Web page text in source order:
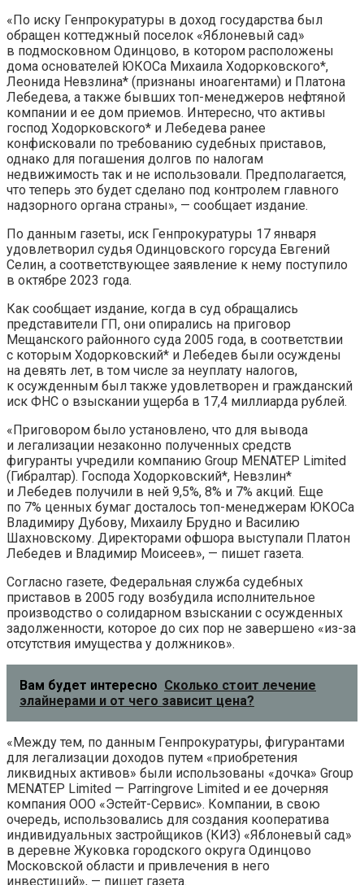
«По иску Генпрокуратуры в доход государства был
обращен коттеджный поселок «Яблоневый сад»
в подмосковном Одинцово, в котором расположены
дома основателей ЮКОСа Михаила Ходорковского*,
Леонида Невзлина* (признаны иноагентами) и Платона
Лебедева, а также бывших топ-менеджеров нефтяной
компании и ее дом приемов. Интересно, что активы
господ Ходорковского* и Лебедева ранее
конфисковали по требованию судебных приставов,
однако для погашения долгов по налогам
недвижимость так и не использовали. Предполагается,
что теперь это будет сделано под контролем главного
надзорного органа страны», — сообщает издание.
По данным газеты, иск Генпрокуратуры 17 января
удовлетворил судья Одинцовского горсуда Евгений
Селин, а соответствующее заявление к нему поступило
в октябре 2023 года.
Как сообщает издание, когда в суд обращались
представители ГП, они опирались на приговор
Мещанского районного суда 2005 года, в соответствии
с которым Ходорковский* и Лебедев были осуждены
на девять лет, в том числе за неуплату налогов,
к осужденным был также удовлетворен и гражданский
иск ФНС о взыскании ущерба в 17,4 миллиарда рублей.
«Приговором было установлено, что для вывода
и легализации незаконно полученных средств
фигуранты учредили компанию Group MENATEP Limited
(Гибралтар). Господа Ходорковский*, Невзлин*
и Лебедев получили в ней 9,5%, 8% и 7% акций. Еще
по 7% ценных бумаг досталось топ-менеджерам ЮКОСа
Владимиру Дубову, Михаилу Брудно и Василию
Шахновскому. Директорами офшора выступали Платон
Лебедев и Владимир Моисеев», — пишет газета.
Согласно газете, Федеральная служба судебных
приставов в 2005 году возбудила исполнительное
производство о солидарном взыскании с осужденных
задолженности, которое до сих пор не завершено «из-за
отсутствия имущества у должников».
Вам будет интересно Сколько стоит лечение
элайнерами и от чего зависит цена?
«Между тем, по данным Генпрокуратуры, фигурантами
для легализации доходов путем «приобретения
ликвидных активов» были использованы «дочка» Group
MENATEP Limited — Parringrove Limited и ее дочерняя
компания ООО «Эстейт-Сервис». Компании, в свою
очередь, использовались для создания кооператива
индивидуальных застройщиков (КИЗ) «Яблоневый сад»
в деревне Жуковка городского округа Одинцово
Московской области и привлечения в него
инвестиций», — пишет газета.